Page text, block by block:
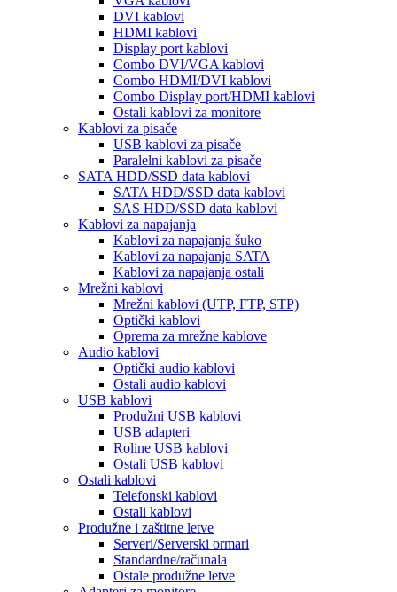
DVI kablovi
HDMI kablovi
Display port kablovi
Combo DVI/VGA kablovi
Combo HDMI/DVI kablovi
Combo Display port/HDMI kablovi
Ostali kablovi za monitore
Kablovi za pisače
USB kablovi za pisače
Paralelni kablovi za pisače
SATA HDD/SSD data kablovi
SATA HDD/SSD data kablovi
SAS HDD/SSD data kablovi
Kablovi za napajanja
Kablovi za napajanja šuko
Kablovi za napajanja SATA
Kablovi za napajanja ostali
Mrežni kablovi
Mrežni kablovi (UTP, FTP, STP)
Optički kablovi
Oprema za mrežne kablove
Audio kablovi
Optički audio kablovi
Ostali audio kablovi
USB kablovi
Produžni USB kablovi
USB adapteri
Roline USB kablovi
Ostali USB kablovi
Ostali kablovi
Telefonski kablovi
Ostali kablovi
Produžne i zaštitne letve
Serveri/Serverski ormari
Standardne/računala
Ostale produžne letve